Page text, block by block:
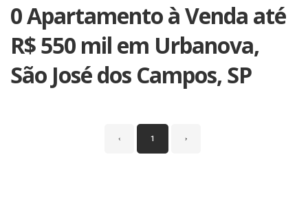
0 Apartamento à Venda até
R$ 550 mil em Urbanova,
São José dos Campos, SP
‹ 1 ›